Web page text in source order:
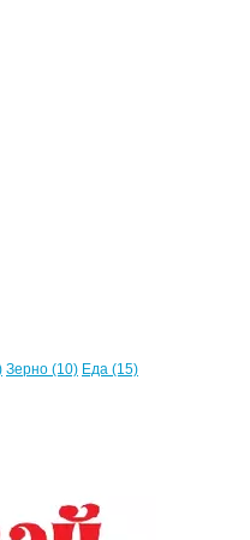
ООО
компании
Зерно (10) Еда (15)